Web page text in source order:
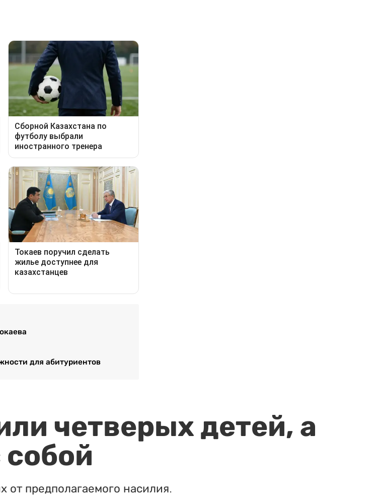
для абитуриентов
четверых детей, а
от предполагаемого насилия.